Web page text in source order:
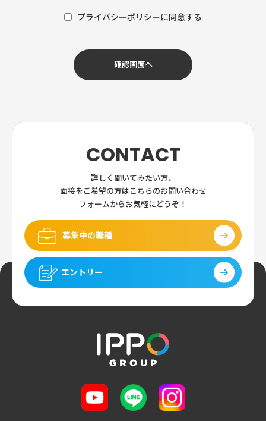
プライバシーポリシーに同意する
CONTACT
詳しく聞いてみたい方、
面接をご希望の方はこちらのお問い合わせ
フォームからお気軽にどうぞ！
募集中の職種
エントリー